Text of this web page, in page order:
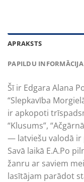
APRAKSTS
PAPILDU INFORMĀCIJA
Šī ir Edgara Alana
“Slepkavība
ir apkopoti
“Klusums”,
— latviešu valodā
Savā laikā E.A.Po
žanru ar saviem
lasītājam parādot